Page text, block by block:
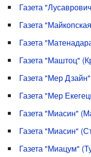
Газета
Газета
Газета
Газета "Маштоц"
Газета "Мер
Газета "Мер
Газета "Миасин"
Газета "Миасин"
Газета "Миацум"